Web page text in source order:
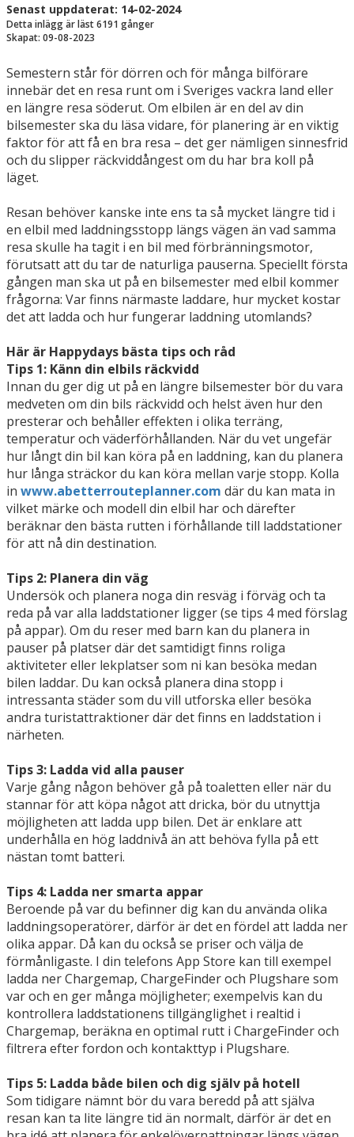
Senast uppdaterat: 14-02-2024
Detta inlägg är läst 6191 gånger
Skapat: 09-08-2023
Semestern står för dörren och för många bilförare
innebär det en resa runt om i Sveriges vackra land eller
en längre resa söderut. Om elbilen är en del av din
bilsemester ska du läsa vidare, för planering är en viktig
faktor för att få en bra resa – det ger nämligen sinnesfrid
och du slipper räckviddångest om du har bra koll på
läget.
Resan behöver kanske inte ens ta så mycket längre tid i
en elbil med laddningsstopp längs vägen än vad samma
resa skulle ha tagit i en bil med förbränningsmotor,
förutsatt att du tar de naturliga pauserna. Speciellt första
gången man ska ut på en bilsemester med elbil kommer
frågorna: Var finns närmaste laddare, hur mycket kostar
det att ladda och hur fungerar laddning utomlands?
Här är Happydays bästa tips och råd
Tips 1: Känn din elbils räckvidd
Innan du ger dig ut på en längre bilsemester bör du vara
medveten om din bils räckvidd och helst även hur den
presterar och behåller effekten i olika terräng,
temperatur och väderförhållanden. När du vet ungefär
hur långt din bil kan köra på en laddning, kan du planera
hur långa sträckor du kan köra mellan varje stopp. Kolla
in www.abetterrouteplanner.com där du kan mata in
vilket märke och modell din elbil har och därefter
beräknar den bästa rutten i förhållande till laddstationer
för att nå din destination.
Tips 2: Planera din väg
Undersök och planera noga din resväg i förväg och ta
reda på var alla laddstationer ligger (se tips 4 med förslag
på appar). Om du reser med barn kan du planera in
pauser på platser där det samtidigt finns roliga
aktiviteter eller lekplatser som ni kan besöka medan
bilen laddar. Du kan också planera dina stopp i
intressanta städer som du vill utforska eller besöka
andra turistattraktioner där det finns en laddstation i
närheten.
Tips 3: Ladda vid alla pauser
Varje gång någon behöver gå på toaletten eller när du
stannar för att köpa något att dricka, bör du utnyttja
möjligheten att ladda upp bilen. Det är enklare att
underhålla en hög laddnivå än att behöva fylla på ett
nästan tomt batteri.
Tips 4: Ladda ner smarta appar
Beroende på var du befinner dig kan du använda olika
laddningsoperatörer, därför är det en fördel att ladda ner
olika appar. Då kan du också se priser och välja de
förmånligaste. I din telefons App Store kan till exempel
ladda ner Chargemap, ChargeFinder och Plugshare som
var och en ger många möjligheter; exempelvis kan du
kontrollera laddstationens tillgänglighet i realtid i
Chargemap, beräkna en optimal rutt i ChargeFinder och
filtrera efter fordon och kontakttyp i Plugshare.
Tips 5: Ladda både bilen och dig själv på hotell
Som tidigare nämnt bör du vara beredd på att själva
resan kan ta lite längre tid än normalt, därför är det en